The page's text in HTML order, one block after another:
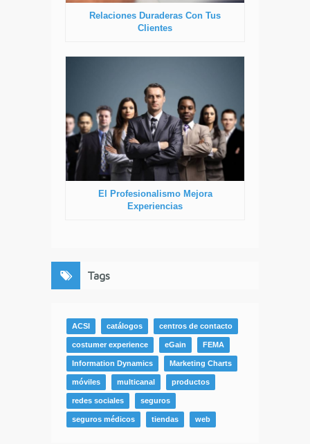
Relaciones Duraderas Con Tus
Clientes
El Profesionalismo Mejora
Experiencias
Tags
ACSI catálogos centros de contacto
costumer experience eGain FEMA
Information Dynamics Marketing Charts
móviles multicanal productos
redes sociales seguros
seguros médicos tiendas web